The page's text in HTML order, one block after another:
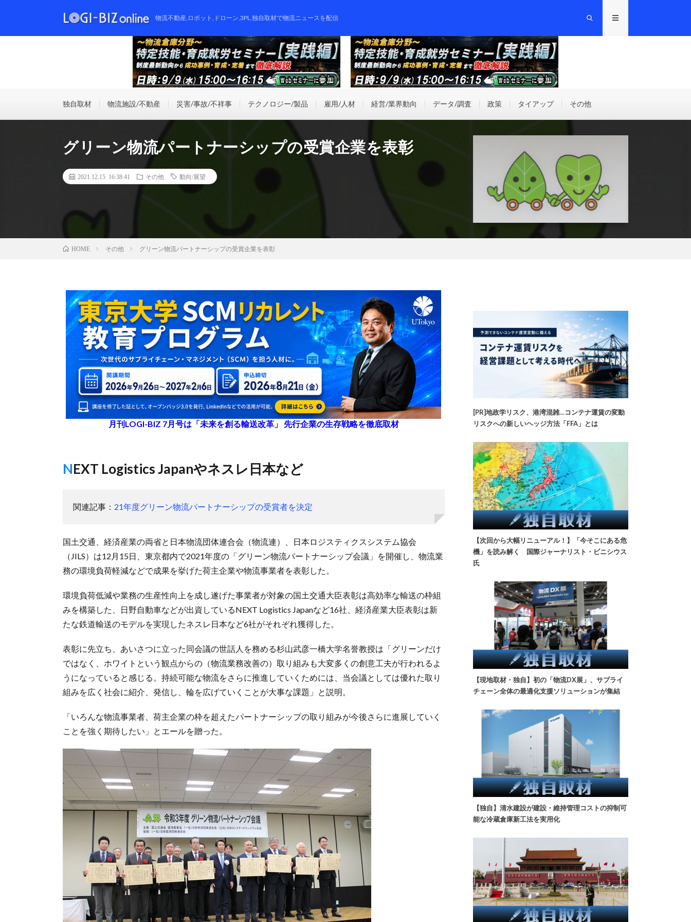
物流不動産,ロボット,ドローン,3PL,独自取材で物流ニュースを配信
独自取材 物流施設/不動産 災害/事故/不祥事 テクノロジー/製品 雇用/人材 経営/業界動向 データ/調査 政策 タイアップ その他
グリーン物流パートナーシップの受賞企業を表彰
2021.12.15 16:38:41 その他 動向/展望
HOME その他 グリーン物流パートナーシップの受賞企業を表彰
月刊LOGI-BIZ 7月号は「未来を創る輸送改革」 先行企業の生存戦略を徹底取材
NEXT Logistics Japanやネスレ日本など
関連記事： 21年度グリーン物流パートナーシップの受賞者を決定
国土交通、経済産業の両省と日本物流団体連合会（物流連）、日本ロジスティクスシステム協会
（JILS）は12月15日、東京都内で2021年度の「グリーン物流パートナーシップ会議」を開催し、物流業
務の環境負荷軽減などで成果を挙げた荷主企業や物流事業者を表彰した。
環境負荷低減や業務の生産性向上を成し遂げた事業者が対象の国土交通大臣表彰は高効率な輸送の枠組
みを構築した、日野自動車などが出資しているNEXT Logistics Japanなど16社、経済産業大臣表彰は新
たな鉄道輸送のモデルを実現したネスレ日本など6社がそれぞれ獲得した。
表彰に先立ち、あいさつに立った同会議の世話人を務める杉山武彦一橋大学名誉教授は「グリーンだけ
ではなく、ホワイトという観点からの（物流業務改善の）取り組みも大変多くの創意工夫が行われるよ
うになっていると感じる。持続可能な物流をさらに推進していくためには、当会議としては優れた取り
組みを広く社会に紹介、発信し、輪を広げていくことが大事な課題」と説明。
「いろんな物流事業者、荷主企業の枠を超えたパートナーシップの取り組みが今後さらに進展していく
ことを強く期待したい」とエールを贈った。
[PR]地政学リスク、港湾混雑…コンテナ運賃の変動
リスクへの新しいヘッジ方法「FFA」とは
【次回から大幅リニューアル！】「今そこにある危
機」を読み解く 国際ジャーナリスト・ビニシウス
氏
【現地取材・独自】初の「物流DX展」、サプライ
チェーン全体の最適化支援ソリューションが集結
【独自】清水建設が建設・維持管理コストの抑制可
能な冷蔵倉庫新工法を実用化